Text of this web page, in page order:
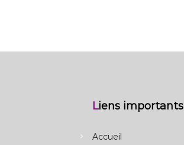
Liens importants
Accueil